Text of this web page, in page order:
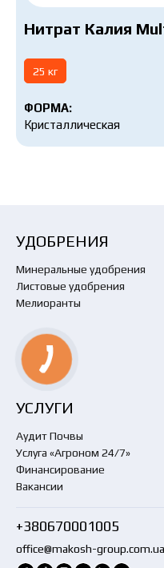
Нитрат Калия
25 кг
ФОРМА:
Кристаллическая
УДОБРЕНИЯ
Минеральные удобрения
Листовые удобрения
Мелиоранты
УСЛУГИ
Аудит Почвы
Услуга «Агроном 24/7»
Финансирование
Вакансии
+380670001005
office@makosh-group.com.ua